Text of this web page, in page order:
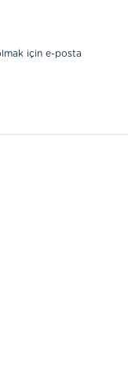
için e-posta